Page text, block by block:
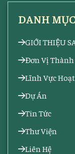
DANH MỤC
GIỚI THIỆU
Đơn Vị Thành
Lĩnh Vực
Dự Án
Tin Tức
Thư Viện
Liên Hệ